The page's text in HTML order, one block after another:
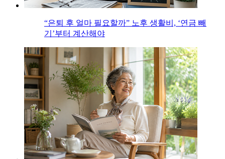
“은퇴 후 얼마 필요할까” 노후 생활비, ‘연금 빼
기’부터 계산해야